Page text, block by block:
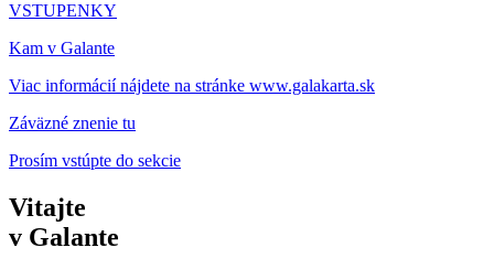
VSTUPENKY
Kam v Galante
Viac informácií nájdete na stránke www.galakarta.sk
Záväzné znenie tu
Prosím vstúpte do sekcie
Vitajte
v Galante